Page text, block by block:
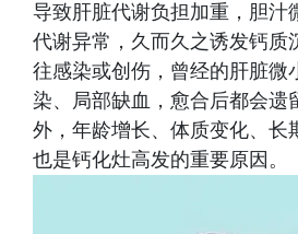
导致肝脏代谢负担加重，胆汁
代谢异常，久而久之诱发钙质
往感染或创伤，曾经的肝脏微
染、局部缺血，愈合后都会遗
外，年龄增长、体质变化、长
也是钙化灶高发的重要原因。